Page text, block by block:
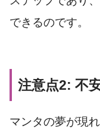
できるのです。
注意点2: 不
マンタの夢が現